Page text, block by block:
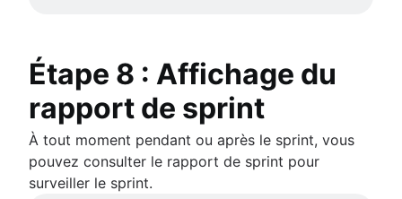
Étape 8 : Affichage du
rapport de sprint
À tout moment pendant ou après le sprint, vous
pouvez consulter le rapport de sprint pour
surveiller le sprint.